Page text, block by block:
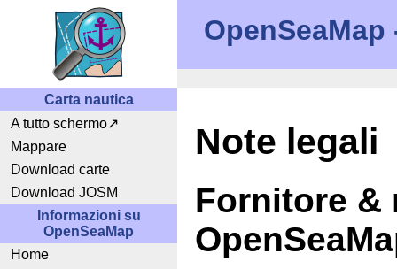
Carta nautica
A tutto schermo
Mappare
Download carte
Download JOSM
Informazioni su
OpenSeaMap
Home
Note legali
Fornitore &